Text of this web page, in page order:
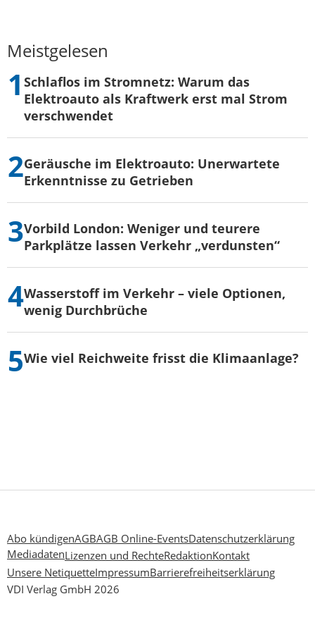
Meistgelesen
Schlaflos im Stromnetz: Warum das
Elektroauto als Kraftwerk erst mal Strom
verschwendet
Geräusche im Elektroauto: Unerwartete
Erkenntnisse zu Getrieben
Vorbild London: Weniger und teurere
Parkplätze lassen Verkehr „verdunsten“
Wasserstoff im Verkehr – viele Optionen,
wenig Durchbrüche
Wie viel Reichweite frisst die Klimaanlage?
Abo kündigenAGBAGB Online-EventsDatenschutzerklärung
MediadatenLizenzen und RechteRedaktionKontakt
Unsere NetiquetteImpressumBarrierefreiheitserklärung
VDI Verlag GmbH 2026